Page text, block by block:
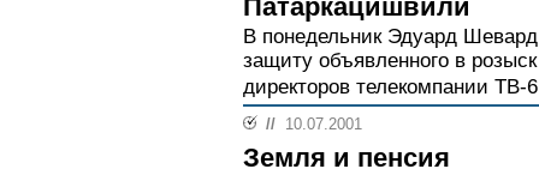
Патаркацишвили
В понедельник Эдуард
защиту объявленного в
директоров телекомпании
// 10.07.2001
Земля и пенсия